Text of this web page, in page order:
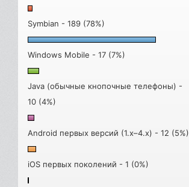
Symbian - 189 (78%)
Windows Mobile - 17 (7%)
Java (обычные кнопочные телефоны) -
10 (4%)
Android первых версий (1.x–4.x) - 12 (5%)
iOS первых поколений - 1 (0%)